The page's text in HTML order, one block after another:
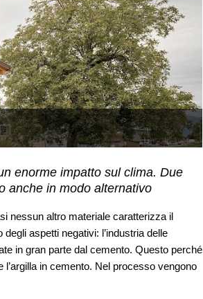
enorme impatto sul clima. Due
anche in modo alternativo
nessun altro materiale caratterizza il
aspetti negativi: l’industria delle
in gran parte dal cemento. Questo perché
in cemento. Nel processo vengono